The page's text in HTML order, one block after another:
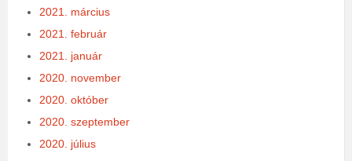
2021. március
2021. február
2021. január
2020. november
2020. október
2020. szeptember
2020. július